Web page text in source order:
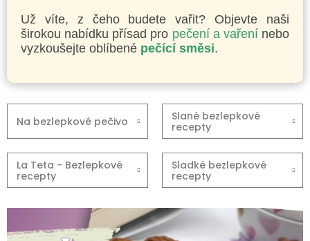
Už víte, z čeho budete vařit? Objevte naši
širokou nabídku přísad pro pečení a vaření nebo
vyzkoušejte oblíbené pečící směsi.
Na bezlepkové pečivo
Slané bezlepkové
recepty
La Teta - Bezlepkové
recepty
Sladké bezlepkové
recepty
ý